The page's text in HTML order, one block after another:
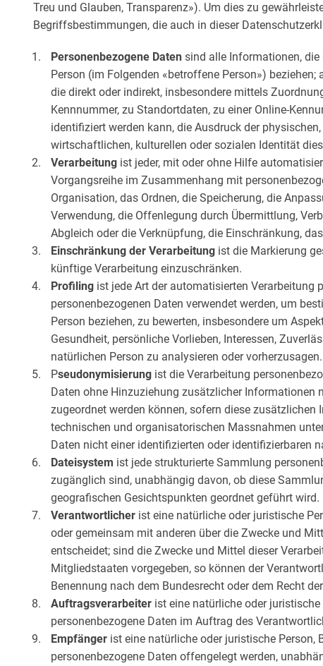
Treu und Glauben, Transparenz»). Um dies zu
Begriffsbestimmungen, die auch in dieser
Personenbezogene Daten sind alle Informationen,
Person (im Folgenden «betroffene Person»)
die direkt oder indirekt, insbesondere mittels
Kennnummer, zu Standortdaten, zu einer Online-
identifiziert werden kann, die Ausdruck der
wirtschaftlichen, kulturellen oder sozialen Identität
Verarbeitung ist jeder, mit oder ohne Hilfe
Vorgangsreihe im Zusammenhang mit
Organisation, das Ordnen, die Speicherung, die
Verwendung, die Offenlegung durch Übermittlung,
Abgleich oder die Verknüpfung, die Einschränkung,
Einschränkung der Verarbeitung ist die Markierung
künftige Verarbeitung einzuschränken.
Profiling ist jede Art der automatisierten Verarbeitung
personenbezogenen Daten verwendet werden, um
Person beziehen, zu bewerten, insbesondere um
Gesundheit, persönliche Vorlieben, Interessen,
natürlichen Person zu analysieren oder vorherzusagen.
Pseudonymisierung ist die Verarbeitung
Daten ohne Hinzuziehung zusätzlicher Informationen
zugeordnet werden können, sofern diese
technischen und organisatorischen Massnahmen
Daten nicht einer identifizierten oder identifizierbaren
Dateisystem ist jede strukturierte Sammlung
zugänglich sind, unabhängig davon, ob diese
geografischen Gesichtspunkten geordnet geführt wird.
Verantwortlicher ist eine natürliche oder juristische
oder gemeinsam mit anderen über die Zwecke und
entscheidet; sind die Zwecke und Mittel dieser
Mitgliedstaaten vorgegeben, so können der
Benennung nach dem Bundesrecht oder dem Recht
Auftragsverarbeiter ist eine natürliche oder juristische
personenbezogene Daten im Auftrag des
Empfänger ist eine natürliche oder juristische Person,
personenbezogene Daten offengelegt werden,